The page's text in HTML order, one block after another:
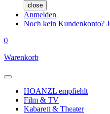
close
Anmelden
Noch kein Kundenkonto?
0
Warenkorb
HOANZL empfiehlt
Film & TV
Kabarett & Theater